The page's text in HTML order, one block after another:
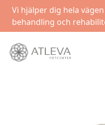
Vi hjälper dig hela
behandling och